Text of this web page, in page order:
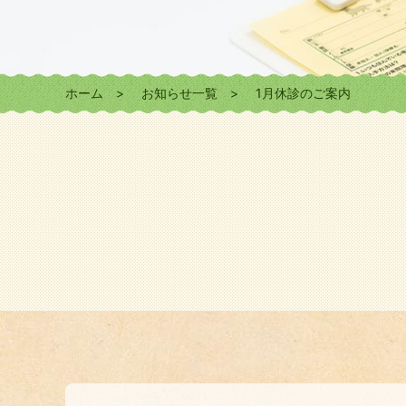
ホーム お知らせ一覧 1月休診のご案内